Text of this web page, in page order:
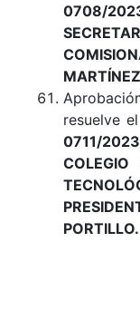
0708/
resuelve
0711/2023
PORTILLO.